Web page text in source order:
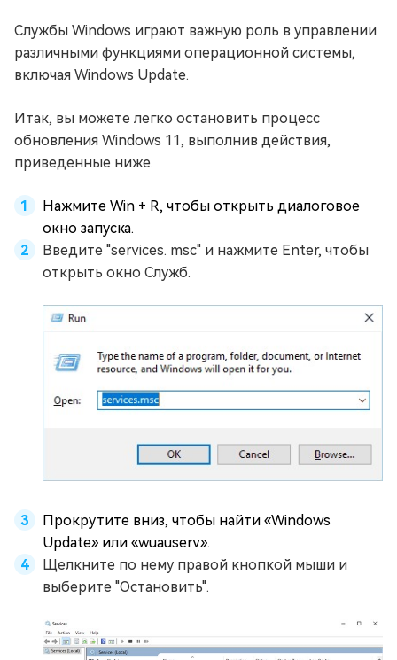
Службы Windows играют важную роль в управлении
различными функциями операционной системы,
включая Windows Update.
Итак, вы можете легко остановить процесс
обновления Windows 11, выполнив действия,
приведенные ниже.
Нажмите Win + R, чтобы открыть диалоговое
окно запуска.
Введите "services. msc" и нажмите Enter, чтобы
открыть окно Служб.
Прокрутите вниз, чтобы найти «Windows
Update» или «wuauserv».
Щелкните по нему правой кнопкой мыши и
выберите "Остановить".